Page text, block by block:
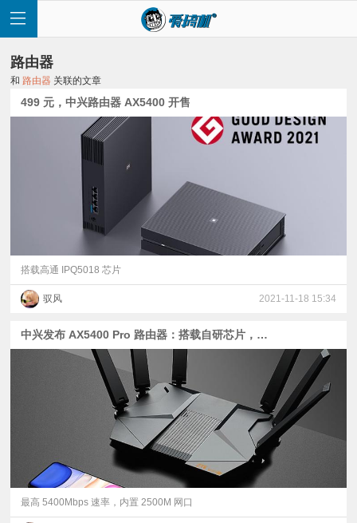
讯
评
普
路由器
和 路由器 关联的文章
499 元，中兴路由器 AX5400 开售
搭载高通 IPQ5018 芯片
驭风 2021-11-18 15:34
中兴发布 AX5400 Pro 路由器：搭载自研芯片，首发 549 元
最高 5400Mbps 速率，内置 2500M 网口